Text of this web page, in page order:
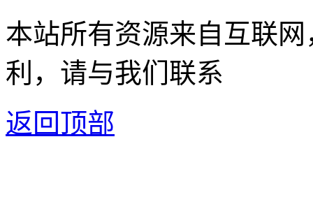
本站所有资源来自互联
利，请与我们联系
返回顶部